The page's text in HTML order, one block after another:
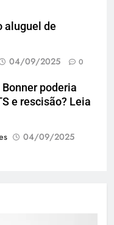
aluguel de
04/09/2025 0
poderia
e rescisão? Leia
04/09/2025